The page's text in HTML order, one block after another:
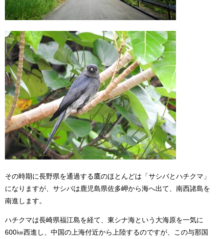
その時期に長野県を通過する鷹のほとんどは「サシバとハチクマ」
になりますが、サシバは鹿児島県佐多岬から海へ出て、南西諸島を
南進します。
ハチクマは長崎県福江島を経て、東シナ海という大海原を一気に
600㎞西進し、中国の上海付近から上陸するのですが、この与那国